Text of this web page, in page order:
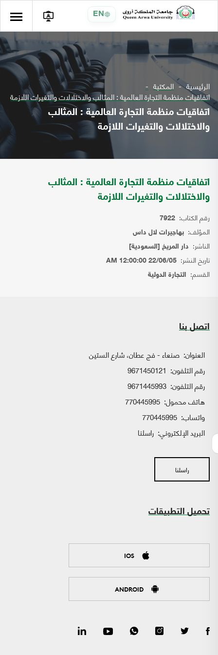
EN
الرئيسية المكتبة
اتفاقيات منظمة التجارة العالمية : المثالب والاختلالات والتغيرات اللازمة
اتفاقيات منظمة التجارة العالمية : المثالب
والاختلالات والتغيرات اللازمة
اتفاقيات منظمة التجارة العالمية : المثالب
والاختلالات والتغيرات اللازمة
رقم الكتاب: 7922
المؤلف: بهاجيرات لال داس
الناشر: دار المريخ [السعودية]
تاريخ النشر: 22/06/05 12:00:00 AM
القسم: التجارة الدولية
اتصل بنا
العنوان: صنعاء - فج عطان، شارع الستين
رقم التلفون: 9671450121
رقم التلفون: 9671445993
هاتف محمول: 770445995
واتساب:
البريد الإلكتروني: راسلنا
راسلنا
تحميل التطبيقات
IOS
ANDROID